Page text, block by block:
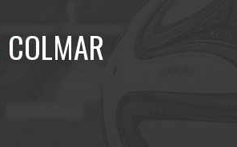
COLMAR